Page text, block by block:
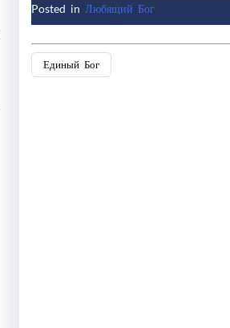
Posted inЛюбящий Бог
Post
Единый Бог